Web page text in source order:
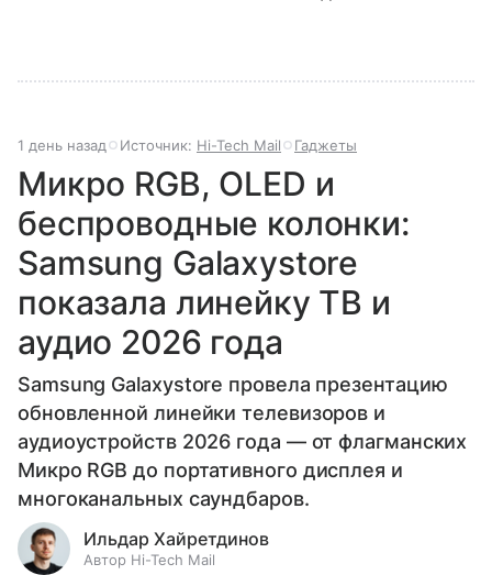
1 день назад Источник: Hi-Tech Mail Гаджеты
Микро RGB, OLED и
беспроводные колонки:
Samsung Galaxystore
показала линейку ТВ и
аудио 2026 года
Samsung Galaxystore провела презентацию
обновленной линейки телевизоров и
аудиоустройств 2026 года — от флагманских
Микро RGB до портативного дисплея и
многоканальных саундбаров.
Ильдар Хайретдинов
Автор Hi-Tech Mail